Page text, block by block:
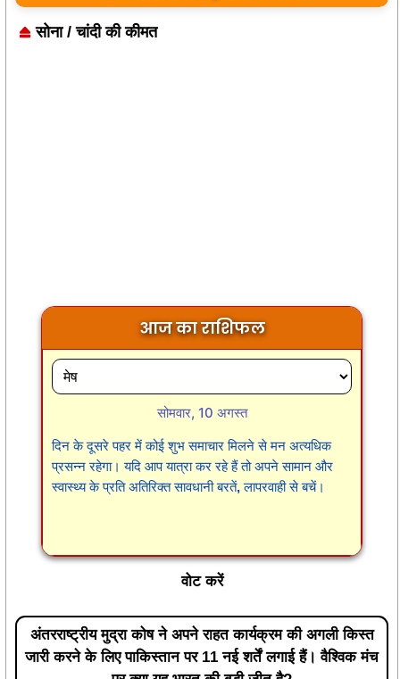
सोना / चांदी की कीमत
आज का राशिफल
सोमवार, 10 अगस्त
दिन के दूसरे पहर में कोई शुभ समाचार मिलने से मन अत्यधिक
प्रसन्न रहेगा। यदि आप यात्रा कर रहे हैं तो अपने सामान और
स्वास्थ्य के प्रति अतिरिक्त सावधानी बरतें, लापरवाही से बचें।
वोट करें
अंतरराष्ट्रीय मुद्रा कोष ने अपने राहत कार्यक्रम की अगली किस्त
जारी करने के लिए पाकिस्तान पर 11 नई शर्तें लगाई हैं। वैश्विक मंच